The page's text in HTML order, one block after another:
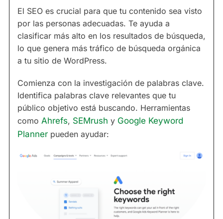
El SEO es crucial para que tu contenido sea visto
por las personas adecuadas. Te ayuda a
clasificar más alto en los resultados de búsqueda,
lo que genera más tráfico de búsqueda orgánica
a tu sitio de WordPress.
Comienza con la investigación de palabras clave.
Identifica palabras clave relevantes que tu
público objetivo está buscando. Herramientas
como Ahrefs, SEMrush y Google Keyword
Planner pueden ayudar: